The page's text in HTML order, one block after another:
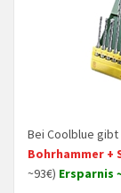
Bei Coolblue
Bohrhammer +
~93€) Ersparnis